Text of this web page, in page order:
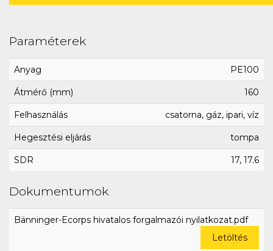
Paraméterek
Anyag PE100
Átmérő (mm) 160
Felhasználás csatorna, gáz, ipari, víz
Hegesztési eljárás tompa
SDR 17, 17.6
Dokumentumok
Bänninger-Ecorps hivatalos forgalmazói nyilatkozat.pdf
Letöltés